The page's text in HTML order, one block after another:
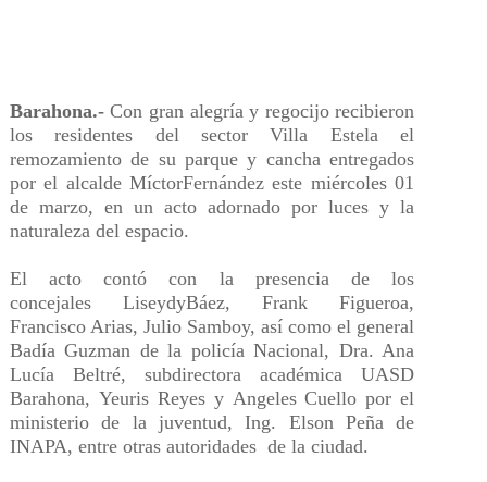
Barahona.-Con gran alegría y regocijo recibieron
los residentes del sector Villa Estela el
remozamiento de su parque y cancha entregados
por el alcaldeMíctorFernández este miércoles 01
de marzo, en un acto adornado por luces y la
naturaleza del espacio.
El acto contó con la presencia de los
concejalesLiseydyBáez, Frank Figueroa,
Francisco Arias, Julio Samboy,así comoel general
BadíaGuzman de la policía Nacional, Dra. Ana
Lucía Beltré, subdirectora académica UASD
Barahona, YeurisReyes y AngelesCuello por el
ministerio de la juventud, Ing. Elson Peña de
INAPA, entre otras autoridades de la ciudad.